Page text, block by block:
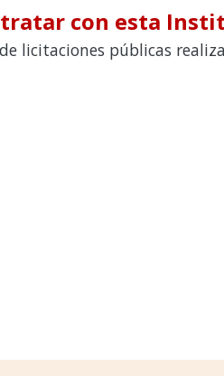
con esta
licitaciones públicas